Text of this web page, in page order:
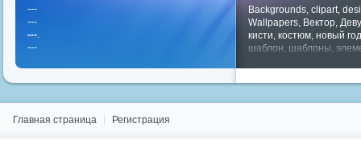
Backgrounds, clipart,
Wallpapers, Вектор,
кисти, костюм, новый год
шаблон, шаблоны,
---
---
---.
---
Главная страница Регистрация